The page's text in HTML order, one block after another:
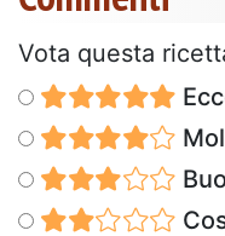
Vota questa